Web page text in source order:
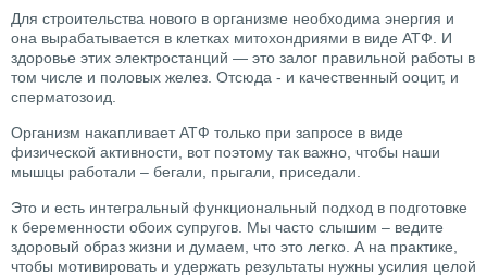
Для строительства нового в организме необходима энергия и
она вырабатывается в клетках митохондриями в виде АТФ. И
здоровье этих электростанций — это залог правильной работы в
том числе и половых желез. Отсюда - и качественный ооцит, и
сперматозоид.
Организм накапливает АТФ только при запросе в виде
физической активности, вот поэтому так важно, чтобы наши
мышцы работали – бегали, прыгали, приседали.
Это и есть интегральный функциональный подход в подготовке
к беременности обоих супругов. Мы часто слышим – ведите
здоровый образ жизни и думаем, что это легко. А на практике,
чтобы мотивировать и удержать результаты нужны усилия целой